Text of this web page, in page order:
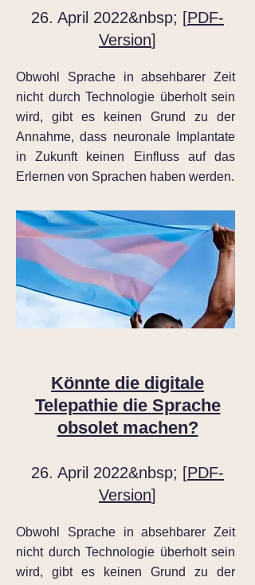
26. April 2022&nbsp; [PDF-
Version]
Obwohl Sprache in absehbarer Zeit
nicht durch Technologie überholt sein
wird, gibt es keinen Grund zu der
Annahme, dass neuronale Implantate
in Zukunft keinen Einfluss auf das
Erlernen von Sprachen haben werden.
Könnte die digitale
Telepathie die Sprache
obsolet machen?
26. April 2022&nbsp; [PDF-
Version]
Obwohl Sprache in absehbarer Zeit
nicht durch Technologie überholt sein
wird, gibt es keinen Grund zu der